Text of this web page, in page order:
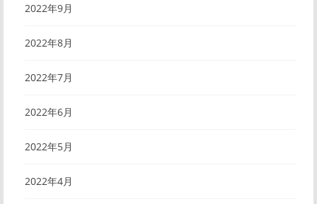
2022年9月
2022年8月
2022年7月
2022年6月
2022年5月
2022年4月